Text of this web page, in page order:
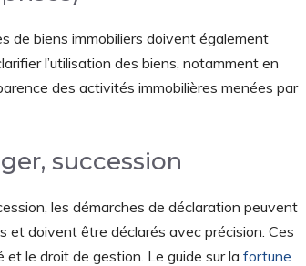
de biens immobiliers doivent également
l’utilisation des biens, notamment en
des activités immobilières menées par
succession
les démarches de déclaration peuvent
et doivent être déclarés avec précision. Ces
le droit de gestion. Le guide sur la fortune